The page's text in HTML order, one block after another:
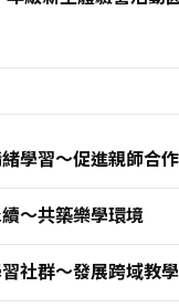
學習～促進親師合作
～共築樂學環境
社群～發展跨域教學